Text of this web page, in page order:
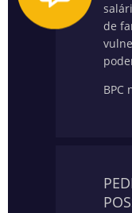
de
BPC